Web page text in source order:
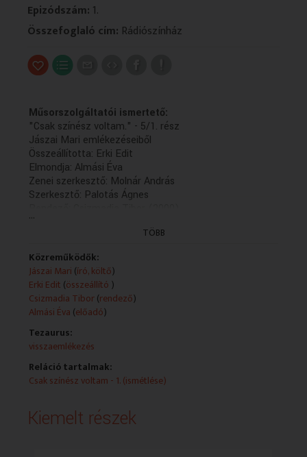
Epizódszám: 1.
Összefoglaló cím: Rádiószínház
Műsorszolgáltatói ismertető:
"Csak színész voltam." - 5/1. rész
Jászai Mari emlékezéseiből
Összeállította: Erki Edit
Elmondja: Almási Éva
Zenei szerkesztő: Molnár András
Szerkesztő: Palotás Ágnes
(5/2.rész: holnap, K. 21.30)
...
TÖBB
Közreműködők:
Jászai Mari (író, költő)
Erki Edit (összeállító )
Csizmadia Tibor(rendező)
Almási Éva (előadó)
Tezaurus:
visszaemlékezés
Reláció tartalmak:
Csak színész voltam - 1. (ismétlése)
Kiemelt részek